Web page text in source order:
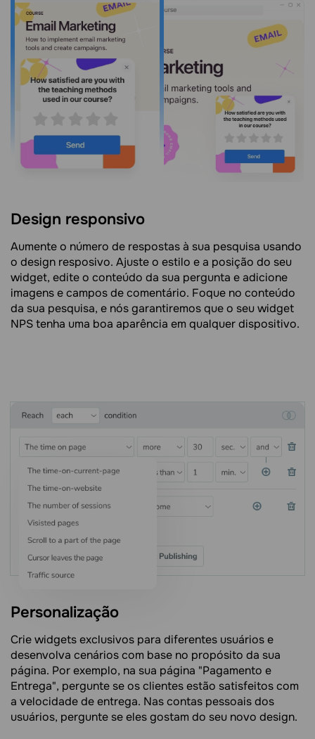
Design responsivo
Aumente o número de respostas à sua pesquisa usando
o design resposivo. Ajuste o estilo e a posição do seu
widget, edite o conteúdo da sua pergunta e adicione
imagens e campos de comentário. Foque no conteúdo
da sua pesquisa, e nós garantiremos que o seu widget
NPS tenha uma boa aparência em qualquer dispositivo.
Personalização
Crie widgets exclusivos para diferentes usuários e
desenvolva cenários com base no propósito da sua
página. Por exemplo, na sua página "Pagamento e
Entrega", pergunte se os clientes estão satisfeitos com
a velocidade de entrega. Nas contas pessoais dos
usuários, pergunte se eles gostam do seu novo design.